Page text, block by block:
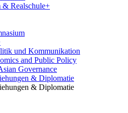
Realschule+
und Kommunikation
and Public Policy
Governance
& Diplomatie
& Diplomatie